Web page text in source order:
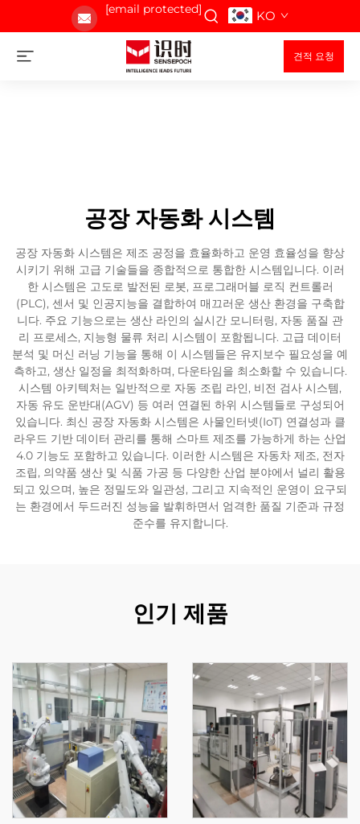
[email protected] KO
견적 요청
공장 자동화 시스템
공장 자동화 시스템은 제조 공정을 효율화하고 운영 효율성을 향상
시키기 위해 고급 기술들을 종합적으로 통합한 시스템입니다. 이러
한 시스템은 고도로 발전된 로봇, 프로그래머블 로직 컨트롤러
(PLC), 센서 및 인공지능을 결합하여 매끄러운 생산 환경을 구축합
니다. 주요 기능으로는 생산 라인의 실시간 모니터링, 자동 품질 관
리 프로세스, 지능형 물류 처리 시스템이 포함됩니다. 고급 데이터
분석 및 머신 러닝 기능을 통해 이 시스템들은 유지보수 필요성을 예
측하고, 생산 일정을 최적화하며, 다운타임을 최소화할 수 있습니다.
시스템 아키텍처는 일반적으로 자동 조립 라인, 비전 검사 시스템,
자동 유도 운반대(AGV) 등 여러 연결된 하위 시스템들로 구성되어
있습니다. 최신 공장 자동화 시스템은 사물인터넷(IoT) 연결성과 클
라우드 기반 데이터 관리를 통해 스마트 제조를 가능하게 하는 산업
4.0 기능도 포함하고 있습니다. 이러한 시스템은 자동차 제조, 전자
조립, 의약품 생산 및 식품 가공 등 다양한 산업 분야에서 널리 활용
되고 있으며, 높은 정밀도와 일관성, 그리고 지속적인 운영이 요구되
는 환경에서 두드러진 성능을 발휘하면서 엄격한 품질 기준과 규정
준수를 유지합니다.
인기 제품